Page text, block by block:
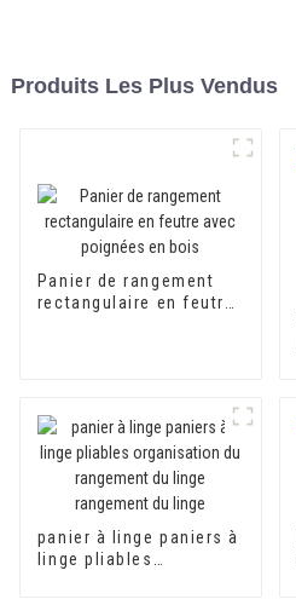
Produits Les Plus Vendus
Panier de rangement
rectangulaire en feutre
panier à linge paniers à
linge pliables